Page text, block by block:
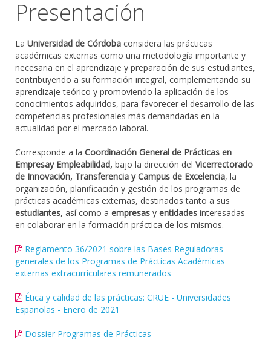
Presentación
La Universidad de Córdoba considera las prácticas
académicas externas como una metodología importante y
necesaria en el aprendizaje y preparación de sus estudiantes,
contribuyendo a su formación integral, complementando su
aprendizaje teórico y promoviendo la aplicación de los
conocimientos adquiridos, para favorecer el desarrollo de las
competencias profesionales más demandadas en la
actualidad por el mercado laboral.
Corresponde a la Coordinación General de Prácticas en
Empresay Empleabilidad, bajo la dirección del Vicerrectorado
de Innovación, Transferencia y Campus de Excelencia, la
organización, planificación y gestión de los programas de
prácticas académicas externas, destinados tanto a sus
estudiantes, así como a empresas y entidades interesadas
en colaborar en la formación práctica de los mismos.
Reglamento 36/2021 sobre las Bases Reguladoras
generales de los Programas de Prácticas Académicas
externas extracurriculares remunerados
Ética y calidad de las prácticas: CRUE - Universidades
Españolas - Enero de 2021
Dossier Programas de Prácticas